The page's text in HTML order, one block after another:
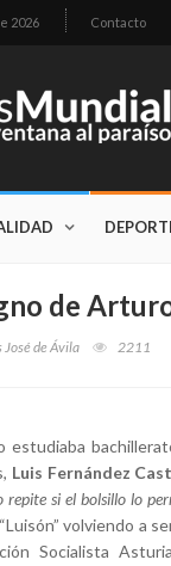
2026 Contacto
de
José de Ávila 2211
estudiaba
Luis Fernández
repite si el bolsillo lo
volviendo a
Socialista